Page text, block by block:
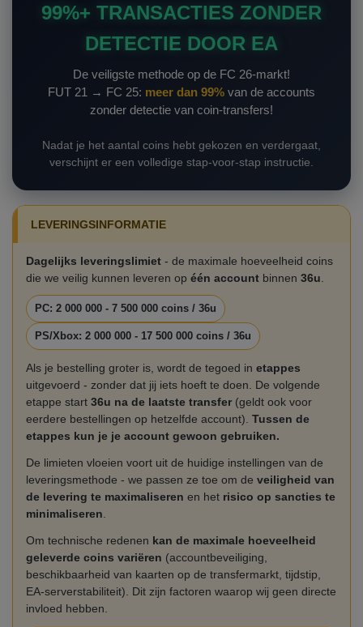
99%+ TRANSACTIES ZONDER
DETECTIE DOOR EA
De veiligste methode op de FC 26-markt!
FUT 21 → FC 25: meer dan 99% van de accounts
zonder detectie van coin-transfers!
Nadat je het aantal coins hebt gekozen en verdergaat,
verschijnt er een volledige stap-voor-stap instructie.
LEVERINGSINFORMATIE
Dagelijks leveringslimiet - de maximale hoeveelheid coins
die we veilig kunnen leveren op één account binnen 36u
PC: 2 000 000 - 7 500 000 coins / 36u
PS/Xbox: 2 000 000 - 17 500 000 coins / 36u
Als je bestelling groter is, wordt de tegoed in etappes
uitgevoerd - zonder dat jij iets hoeft te doen. De volgende
etappe start 36u na de laatste transfer (geldt ook voor
eerdere bestellingen op hetzelfde account). Tussen de
etappes kun je je account gewoon gebruiken.
De limieten vloeien voort uit de huidige instellingen van de
leveringsmethode - we passen ze toe om de veiligheid van
de levering te maximaliseren en het risico op sancties te
minimaliseren
Om technische redenen kan de maximale hoeveelheid
geleverde coins variëren (accountbeveiliging,
beschikbaarheid van kaarten op de transfermarkt, tijdstip,
EA-serverstabiliteit). Dit zijn factoren waarop wij geen directe
invloed hebben.